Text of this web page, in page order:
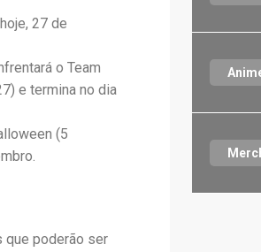
27 de
o Team
e termina no dia
(5
que poderão ser